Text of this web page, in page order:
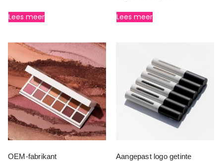
Lees meer Lees meer
OEM-fabrikant
Aangepast logo getinte